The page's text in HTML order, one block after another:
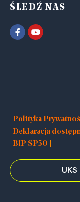
ŚLEDŹ NAS
Polityka
Deklaracja
BIP SP50 |
UKS